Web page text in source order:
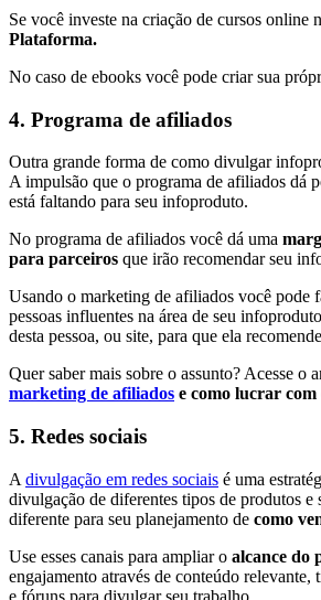
Se você investe na criação de cursos online
Plataforma.
No caso de ebooks você pode criar sua
4. Programa de afiliados
Outra grande forma de como divulgar
A impulsão que o programa de afiliados dá
está faltando para seu infoproduto.
No programa de afiliados você dá uma
para parceiros que irão recomendar seu
Usando o marketing de afiliados você pode
pessoas influentes na área de seu
desta pessoa, ou site, para que ela
Quer saber mais sobre o assunto? Acesse o
marketing de afiliados e como lucrar com
5. Redes sociais
A divulgação em redes sociais é uma
divulgação de diferentes tipos de produtos e
diferente para seu planejamento de como
Use esses canais para ampliar o alcance do
engajamento através de conteúdo relevante,
e fóruns para divulgar seu trabalho.